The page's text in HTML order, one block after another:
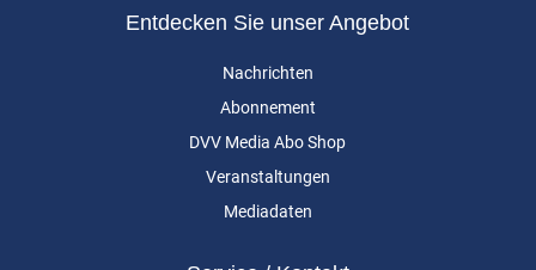
Entdecken Sie unser Angebot
Nachrichten
Abonnement
DVV Media Abo Shop
Veranstaltungen
Mediadaten